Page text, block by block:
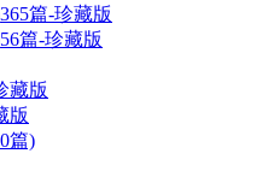
篇-珍藏版
篇-珍藏版
藏版
版
篇)